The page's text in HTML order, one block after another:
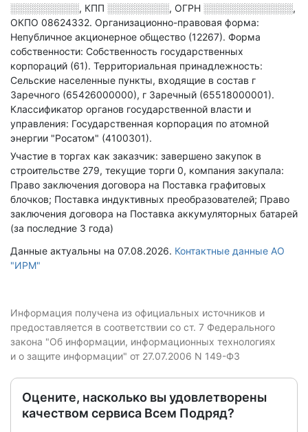
░░░░░░░░░░, КПП ░░░░░░░░░, ОГРН ░░░░░░░░░░░░░,
ОКПО 08624332. Организационно-правовая форма:
Непубличное акционерное общество (12267). Форма
собственности: Собственность государственных
корпораций (61). Территориальная принадлежность:
Сельские населенные пункты, входящие в состав г
Заречного (65426000000), г Заречный (65518000001).
Классификатор органов государственной власти и
управления: Государственная корпорация по атомной
энергии "Росатом" (4100301).
Участие в торгах как заказчик: завершено закупок в
строительстве 279, текущие торги 0, компания закупала:
Право заключения договора на Поставка графитовых
блочков; Поставка индуктивных преобразователей; Право
заключения договора на Поставка аккумуляторных батарей
(за последние 3 года)
Данные актуальны на 07.08.2026. Контактные данные АО
"ИРМ"
Информация получена из официальных источников и
предоставляется в соответствии со ст. 7 Федерального
закона "Об информации, информационных технологиях
и о защите информации" от 27.07.2006 N 149-ФЗ
Оцените, насколько вы удовлетворены
качеством сервиса Всем Подряд?